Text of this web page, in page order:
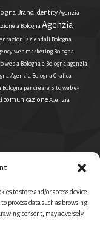
to store and/or access device
process data such as browsing
consent, may adversely
Brand identityAgenzia
a BolognaAgenzia
aziendali Bologna
web marketing Bologna
web a Bologna e Bolognaagenzia
Agenzia Bologna Grafica
Bologna per creare Sito web e-
comunicazioneAgenzia
Bologna Brand Identity e Stampa
Agenzia Bologna Grafica
Agenzia di Comunicazione a
Siti webagenzia di branding